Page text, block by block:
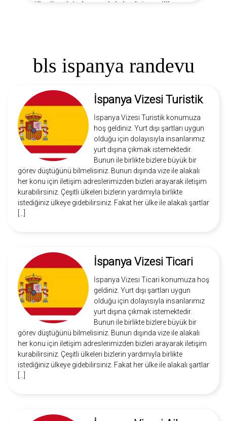
Vize ücretiniz, başvuruda bulunduğunuz ülkeye ve
bls ispanya randevu
İspanya Vizesi Turistik
İspanya Vizesi Turistik konumuza
hoş geldiniz. Yurt dışı şartları uygun
olduğu için dolayısıyla insanlarımız
yurt dışına çıkmak istemektedir.
Bunun ile birlikte bizlere büyük bir
görev düştüğünü bilmelisiniz. Bunun dışında vize ile alakalı
her konu için iletişim adreslerimizden bizleri arayarak iletişim
kurabilirsiniz. Çeşitli ülkeleri bizlerin yardımıyla birlikte
istediğiniz ülkeye gidebilirsiniz. Fakat her ülke ile alakalı şartlar
İspanya Vizesi Ticari
İspanya Vizesi Ticari konumuza hoş
geldiniz. Yurt dışı şartları uygun
olduğu için dolayısıyla insanlarımız
yurt dışına çıkmak istemektedir.
Bunun ile birlikte bizlere büyük bir
görev düştüğünü bilmelisiniz. Bunun dışında vize ile alakalı
her konu için iletişim adreslerimizden bizleri arayarak iletişim
kurabilirsiniz. Çeşitli ülkeleri bizlerin yardımıyla birlikte
istediğiniz ülkeye gidebilirsiniz. Fakat her ülke ile alakalı şartlar